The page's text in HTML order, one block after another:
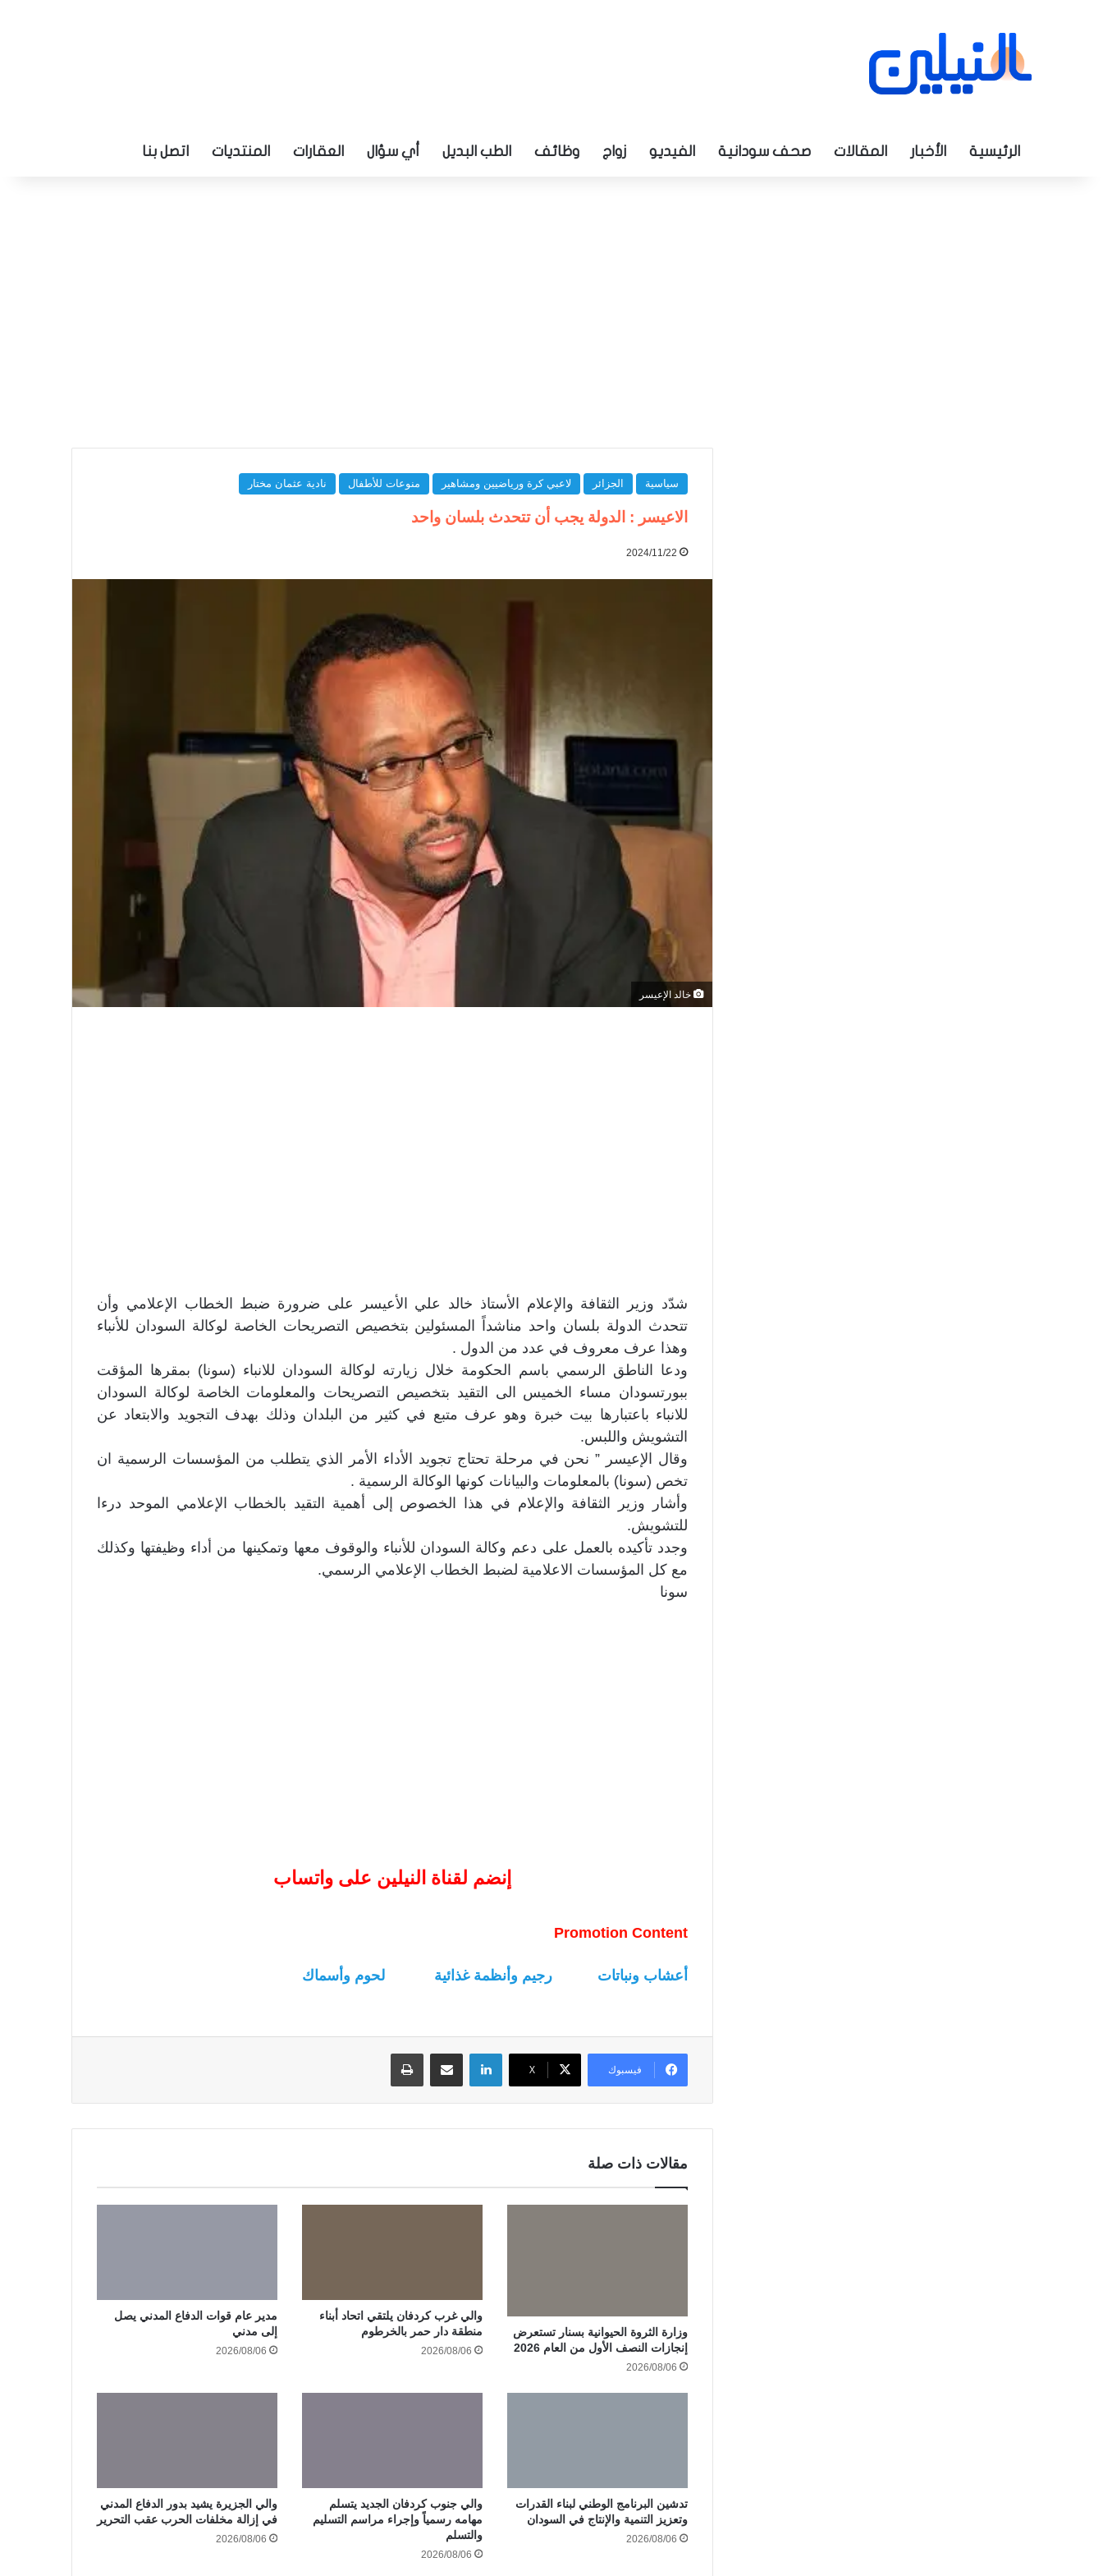
الرئيسية الأخبار المقالات صحف سودانية الفيديو زواج وظائف الطب البديل أي سؤال العقارات المنتديات اتصل بنا
سياسية الجزائر لاعبي كرة ورياضيين ومشاهير منوعات للأطفال نادية عثمان مختار
الاعيسر : الدولة يجب أن تتحدث بلسان واحد
2024/11/22
خالد الإعيسر
شدّد وزير الثقافة والإعلام الأستاذ خالد علي الأعيسر على ضرورة ضبط الخطاب الإعلامي وأن
تتحدث الدولة بلسان واحد مناشداً المسئولين بتخصيص التصريحات الخاصة لوكالة السودان للأنباء
وهذا عرف معروف في عدد من الدول .
ودعا الناطق الرسمي باسم الحكومة خلال زيارته لوكالة السودان للانباء (سونا) بمقرها المؤقت
ببورتسودان مساء الخميس الى التقيد بتخصيص التصريحات والمعلومات الخاصة لوكالة السودان
للانباء باعتبارها بيت خبرة وهو عرف متبع في كثير من البلدان وذلك بهدف التجويد والابتعاد عن
التشويش واللبس.
وقال الإعيسر ” نحن في مرحلة تحتاج تجويد الأداء الأمر الذي يتطلب من المؤسسات الرسمية ان
تخص (سونا) بالمعلومات والبيانات كونها الوكالة الرسمية .
وأشار وزير الثقافة والإعلام في هذا الخصوص إلى أهمية التقيد بالخطاب الإعلامي الموحد درءا
للتشويش.
وجدد تأكيده بالعمل على دعم وكالة السودان للأنباء والوقوف معها وتمكينها من أداء وظيفتها وكذلك
مع كل المؤسسات الاعلامية لضبط الخطاب الإعلامي الرسمي.
سونا
إنضم لقناة النيلين على واتساب
Promotion Content
أعشاب ونباتات رجيم وأنظمة غذائية لحوم وأسماك
فيسبوك ‫X
لينكدإن
مقالات ذات صلة
وزارة الثروة الحيوانية بسنار تستعرض
إنجازات النصف الأول من العام 2026
2026/08/06
والي غرب كردفان يلتقي اتحاد أبناء
منطقة دار حمر بالخرطوم
2026/08/06
مدير عام قوات الدفاع المدني يصل
إلى مدني
2026/08/06
تدشين البرنامج الوطني لبناء القدرات
وتعزيز التنمية والإنتاج في السودان
2026/08/06
والي جنوب كردفان الجديد يتسلم
مهامه رسمياً وإجراء مراسم التسليم
والتسلم
2026/08/06
والي الجزيرة يشيد بدور الدفاع المدني
في إزالة مخلفات الحرب عقب التحرير
2026/08/06